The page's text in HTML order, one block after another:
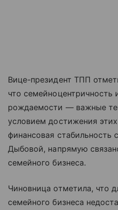
Вице-президент ТПП
что семейноцентричность
рождаемости — важные
условием достижения
финансовая стабильность
Дыбовой, напрямую
семейного бизнеса.
Чиновница отметила, что
семейного бизнеса